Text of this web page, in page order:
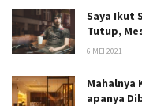
Saya Ikut
Tutup,
6 MEI 2021
Mahalnya
apanya